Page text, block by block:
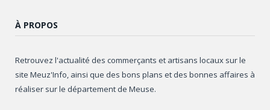
À PROPOS
Retrouvez l'actualité des commerçants et artisans locaux sur le
site Meuz'Info, ainsi que des bons plans et des bonnes affaires à
réaliser sur le département de Meuse.